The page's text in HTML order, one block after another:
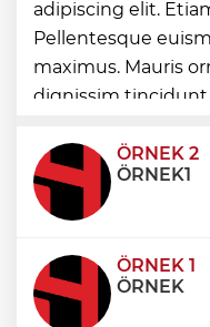
adipiscing elit.
Pellentesque
maximus. Mauris
dignissim
condimentum eros
ÖRNEK 2
ÖRNEK1
ÖRNEK 1
ÖRNEK